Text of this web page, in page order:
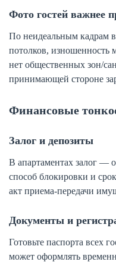
Фото гостей важнее
По неидеальным кадрам
потолков, изношенность
нет общественных зон/
принимающей стороне
Финансовые
Залог и депозиты
В апартаментах залог —
способ блокировки и
акт приема-передачи
Документы и
Готовьте паспорта всех
может оформлять